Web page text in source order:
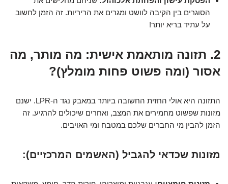
הסוגרים בין הקיבה לוושט ומגרים את הריריות. זה הזמן לחשוב
על עתיד בריא יותר!
2. תזונה מותאמת אישית: מה מותר, מה
אסור (ומה פשוט פחות מומלץ)?
התזונה היא אולי החזית החשובה ביותר במאבק נגד ה-LPR. ישנם
מזונות שפשוט מחמירים את המצב, ואחרים שיכולים להרגיע. זה
הזמן להבין מי החברים שלכם במטבח ומי האויבים.
מזונות שכדאי להגביל (האשמים המרכזיים):